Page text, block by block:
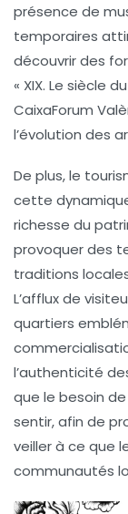
présence de
temporaires
découvrir des
« XIX. Le siècle
CaixaForum
l’évolution des
De plus, le
cette
richesse du
provoquer des
traditions
L’afflux de
quartiers
l’authenticité
que le besoin
sentir, afin de
veiller à ce que
communautés